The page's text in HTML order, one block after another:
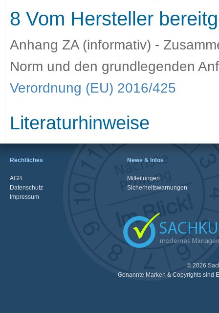
8 Vom Hersteller
Anhang ZA (informativ) -
Norm und den grundlegenden
Verordnung (EU) 2016/425
Literaturhinweise
Rechtliches
AGB
Datenschutz
Impressum
News & Infos
Mitteilungen
Sicherheitswarnungen
© 2026
Genannte Marken & Copyrights sind